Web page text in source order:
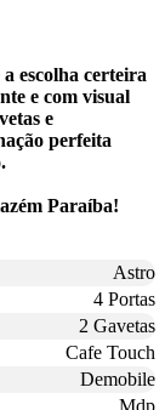
escolha certeira
e com visual
e
perfeita
Paraíba!
Astro
4 Portas
2 Gavetas
Cafe Touch
Demobile